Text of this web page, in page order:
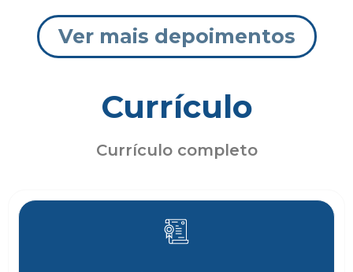
Ver mais depoimentos
Currículo
Currículo completo